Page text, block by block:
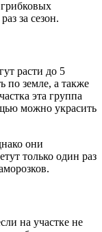
за сезон.
расти до 5
по земле, а также
эта группа
можно украсить
они
только один раз
на участке не